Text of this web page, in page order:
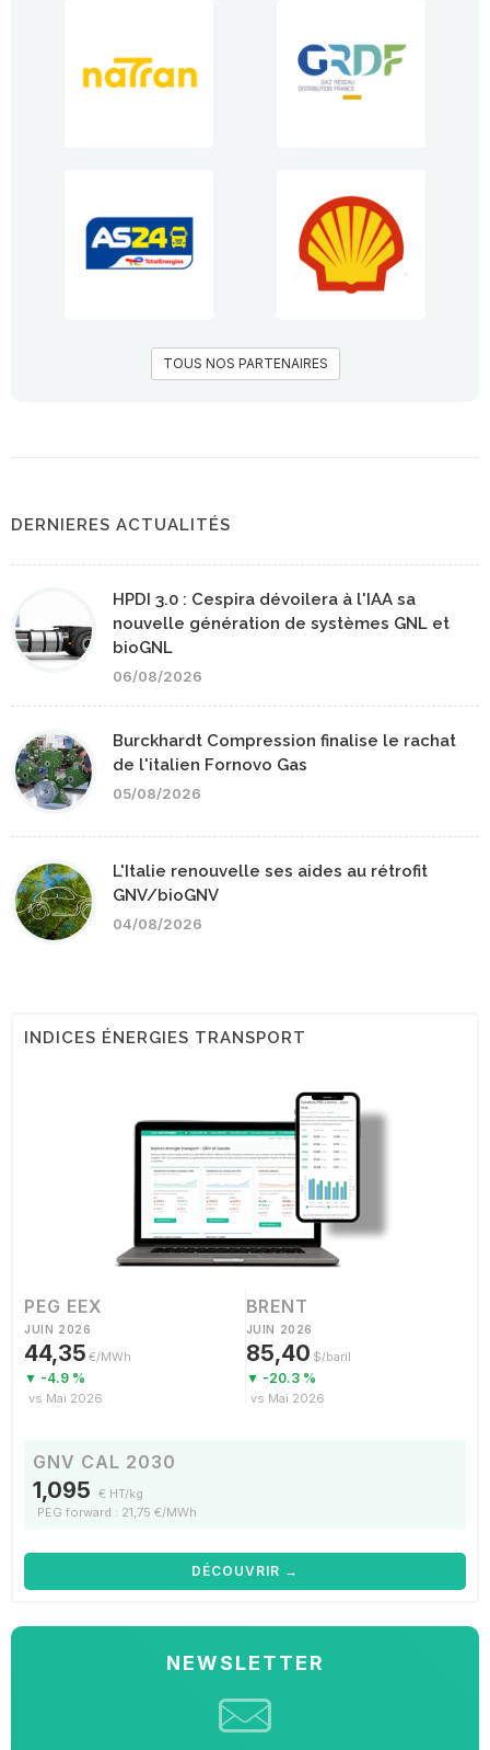
TOUS NOS PARTENAIRES
DERNIERES ACTUALITÉS
HPDI 3.0 : Cespira dévoilera à l'IAA sa
nouvelle génération de systèmes GNL et
bioGNL
06/08/2026
Burckhardt Compression finalise le rachat
de l'italien Fornovo Gas
05/08/2026
L'Italie renouvelle ses aides au rétrofit
GNV/bioGNV
04/08/2026
INDICES ÉNERGIES TRANSPORT
PEG EEX
JUIN 2026
44,35 €/MWh
▼ -4.9 %
vs Mai 2026
BRENT
JUIN 2026
85,40 $/baril
▼ -20.3 %
vs Mai 2026
GNV CAL 2030
1,095 € HT/kg
PEG forward : 21,75 €/MWh
DÉCOUVRIR →
NEWSLETTER